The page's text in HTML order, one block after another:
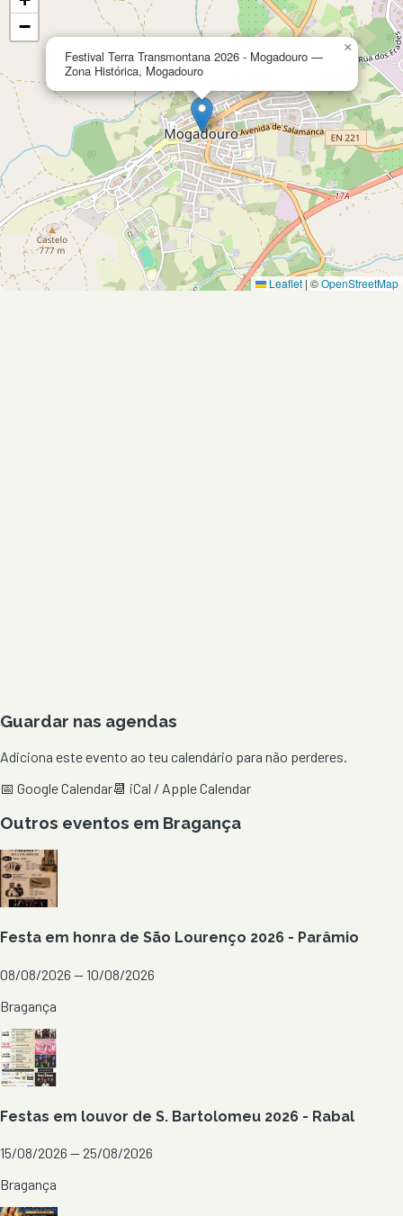
Festival Terra Transmontana 2026 - Mogadouro —
Zona Histórica, Mogadouro
×
−
Leaflet | ©OpenStreetMap
Guardar nas agendas
Adiciona este evento ao teu calendário para não perderes.
📅 Google Calendar📆 iCal / Apple Calendar
Outros eventos em Bragança
Festa em honra de São Lourenço 2026 - Parâmio
08/08/2026 — 10/08/2026
Bragança
Festas em louvor de S. Bartolomeu 2026 - Rabal
15/08/2026 — 25/08/2026
Bragança